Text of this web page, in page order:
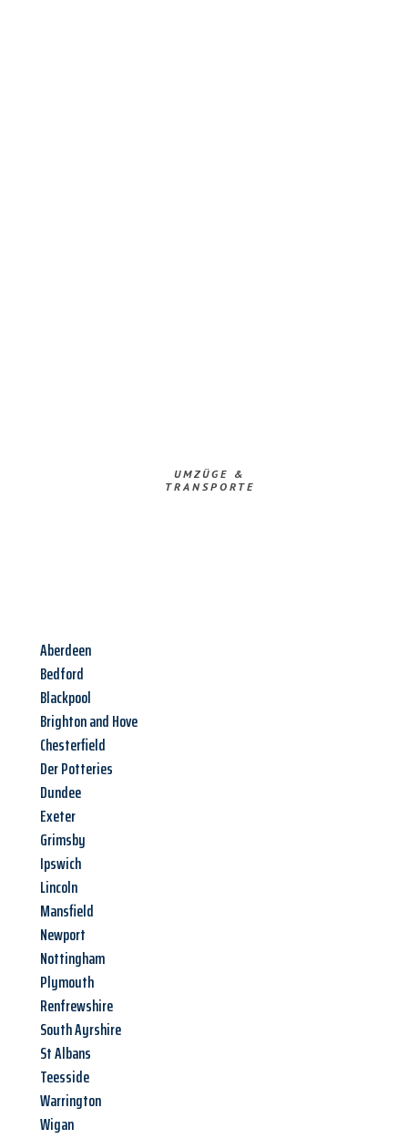
UMZÜGE &
TRANSPORTE
Aberdeen
Bedford
Blackpool
Brighton and Hove
Chesterfield
Der Potteries
Dundee
Exeter
Grimsby
Ipswich
Lincoln
Mansfield
Newport
Nottingham
Plymouth
Renfrewshire
South Ayrshire
St Albans
Teesside
Warrington
Wigan